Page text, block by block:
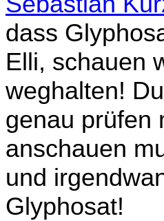
dass
Elli, schauen
weghalten!
genau prüfen
anschauen
und
Glyphosat!